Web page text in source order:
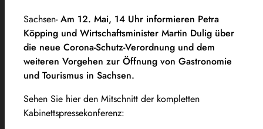
Sachsen-Am 12. Mai, 14 Uhr informieren Petra
Köpping und Wirtschaftsminister Martin Dulig über
die neue Corona-Schutz-Verordnung und dem
weiteren Vorgehen zur Öffnung von Gastronomie
und Tourismus in Sachsen.
Sehen Sie hier den Mitschnitt der kompletten
Kabinettspressekonferenz: